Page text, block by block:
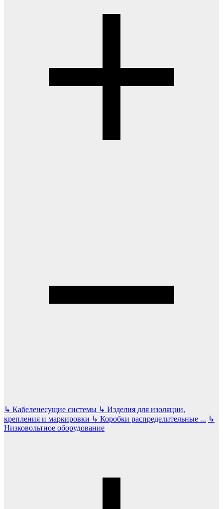
↳ Кабеленесущие системы ↳ Изделия для изоляции,
крепления и маркировки ↳ Коробки распределительные ... ↳
Низковольтное оборудование